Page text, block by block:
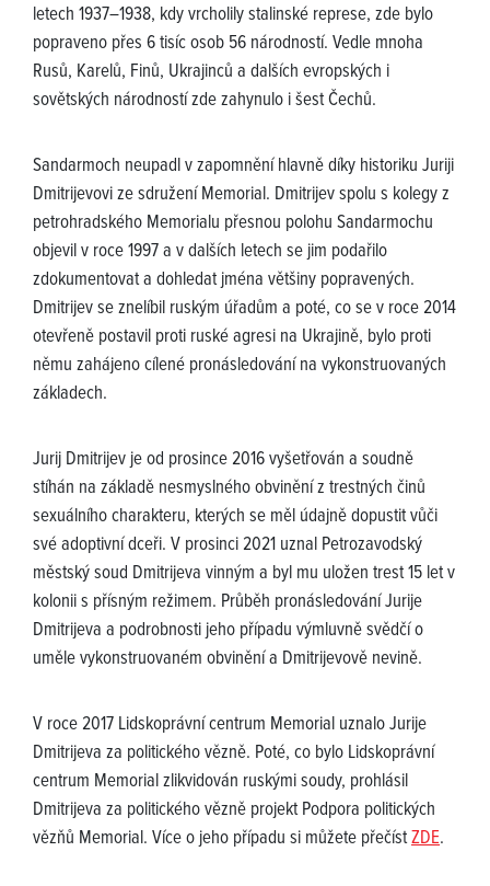
letech 1937–1938, kdy vrcholily stalinské represe, zde bylo
popraveno přes 6 tisíc osob 56 národností. Vedle mnoha
Rusů, Karelů, Finů, Ukrajinců a dalších evropských i
sovětských národností zde zahynulo i šest Čechů.
Sandarmoch neupadl v zapomnění hlavně díky historiku Juriji
Dmitrijevovi ze sdružení Memorial. Dmitrijev spolu s kolegy z
petrohradského Memorialu přesnou polohu Sandarmochu
objevil v roce 1997 a v dalších letech se jim podařilo
zdokumentovat a dohledat jména většiny popravených.
Dmitrijev se znelíbil ruským úřadům a poté, co se v roce 2014
otevřeně postavil proti ruské agresi na Ukrajině, bylo proti
němu zahájeno cílené pronásledování na vykonstruovaných
základech.
Jurij Dmitrijev je od prosince 2016 vyšetřován a soudně
stíhán na základě nesmyslného obvinění z trestných činů
sexuálního charakteru, kterých se měl údajně dopustit vůči
své adoptivní dceři. V prosinci 2021 uznal Petrozavodský
městský soud Dmitrijeva vinným a byl mu uložen trest 15 let v
kolonii s přísným režimem. Průběh pronásledování Jurije
Dmitrijeva a podrobnosti jeho případu výmluvně svědčí o
uměle vykonstruovaném obvinění a Dmitrijevově nevině.
V roce 2017 Lidskoprávní centrum Memorial uznalo Jurije
Dmitrijeva za politického vězně. Poté, co bylo Lidskoprávní
centrum Memorial zlikvidován ruskými soudy, prohlásil
Dmitrijeva za politického vězně projekt Podpora politických
vězňů Memorial. Více o jeho případu si můžete přečístZDE.